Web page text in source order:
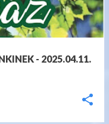
- 2025.04.11.